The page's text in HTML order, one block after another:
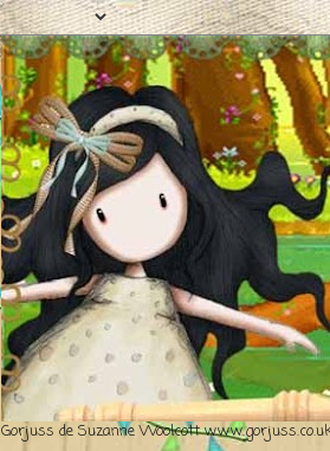
Gorjuss de Suzanne Woolcott